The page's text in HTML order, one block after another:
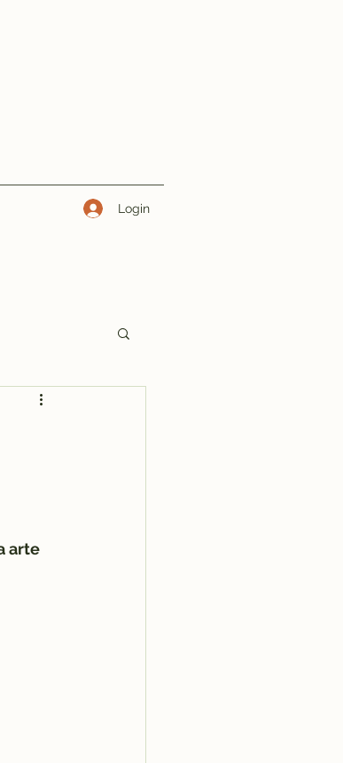
Login
arte